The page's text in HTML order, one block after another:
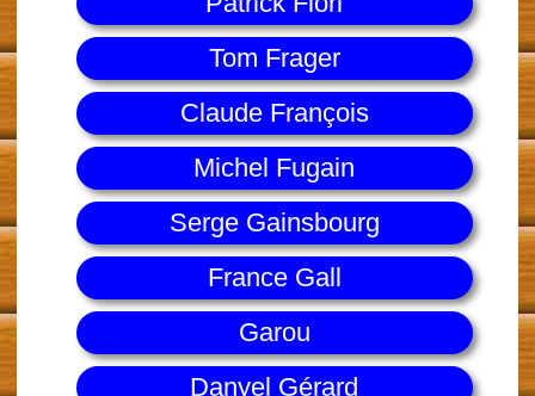
Tom Frager
Claude François
Michel Fugain
Serge Gainsbourg
France Gall
Garou
Danyel Gérard